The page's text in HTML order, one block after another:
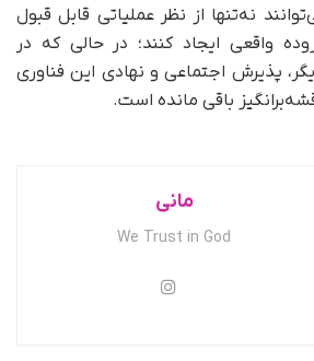
نه‌تنها از نظر عملیاتی قابل قبول
واقعی ایجاد کنند؛ در حالی که در
پذیرش اجتماعی و نهادی این فناوری
باقی مانده است.
مانی
We Trust in God